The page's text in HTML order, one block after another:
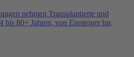
nehmen Transplantierte und
bis 80+ Jahren, von Einsteiger bis